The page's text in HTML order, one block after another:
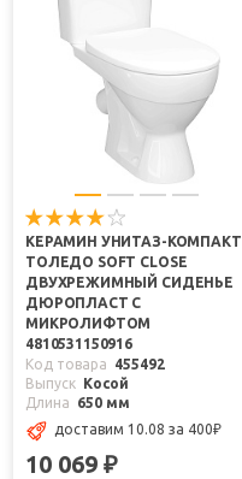
КЕРАМИН УНИТАЗ-КОМПАКТ
ТОЛЕДО SOFT CLOSE
ДВУХРЕЖИМНЫЙ СИДЕНЬЕ
ДЮРОПЛАСТ С
МИКРОЛИФТОМ
4810531150916
Код товара
455492
Выпуск Косой
Длина
650 мм
доставим 10.08 за 400₽
10 069 ₽